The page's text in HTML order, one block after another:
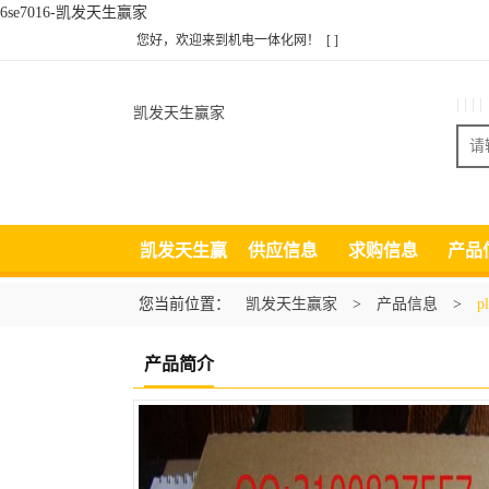
6se7016-凯发天生赢家
您好，欢迎来到机电一体化网！ [ ]
凯发天生赢家
凯发天生赢
家
供应信息 求购信息 产品
您当前位置： 凯发天生赢家 > 产品信息 >
产品简介